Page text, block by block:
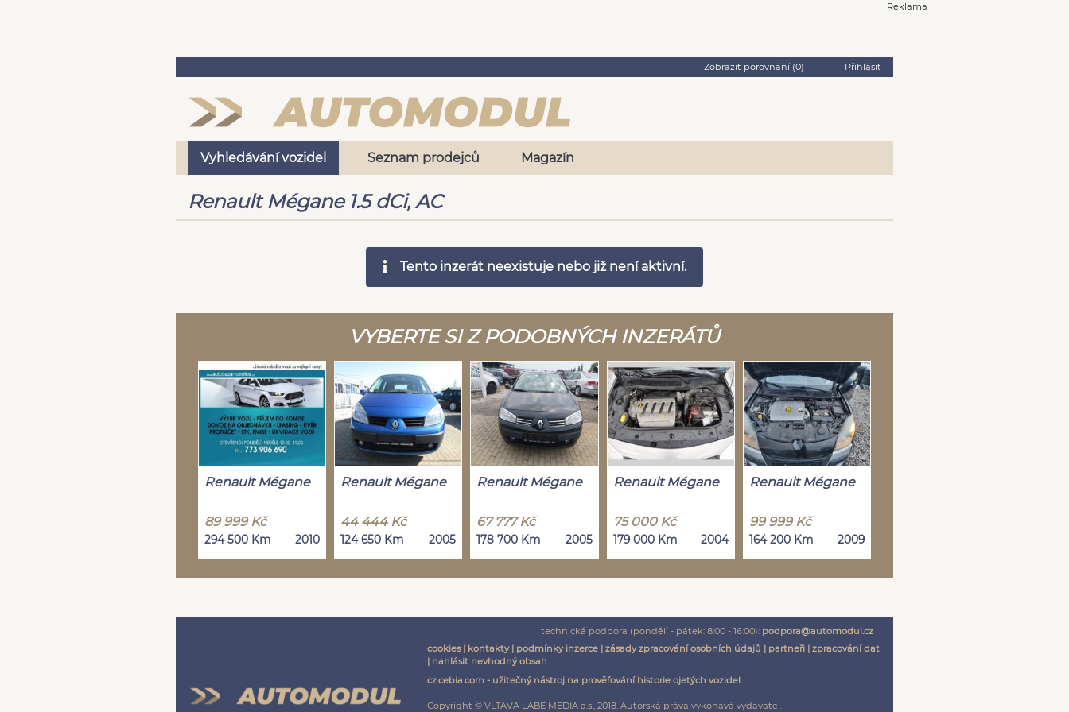
Reklama
Zobrazit porovnání (0) Přihlásit
Vyhledávání vozidel Seznam prodejců Magazín
Renault Mégane 1.5 dCi, AC
Tento inzerát neexistuje nebo již není aktivní.
VYBERTE SI Z PODOBNÝCH INZERÁTŮ
Renault Mégane
89 999 Kč
294 500 Km 2010
Renault Mégane
44 444 Kč
124 650 Km 2005
Renault Mégane
67 777 Kč
178 700 Km 2005
Renault Mégane
75 000 Kč
179 000 Km 2004
Renault Mégane
99 999 Kč
164 200 Km 2009
technická podpora (pondělí - pátek: 8:00 - 16:00): podpora@automodul.cz
cookies| kontakty| podmínky inzerce| zásady zpracování osobních údajů | partneři| zpracování dat
| nahlásit nevhodný obsah
cz.cebia.com - užitečný nástroj na prověřování historie ojetých vozidel
Copyright © VLTAVA LABE MEDIA a.s., 2018. Autorská práva vykonává vydavatel.